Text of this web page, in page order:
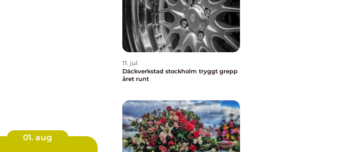
01. aug
11. jul
Däckverkstad stockholm tryggt grepp
året runt